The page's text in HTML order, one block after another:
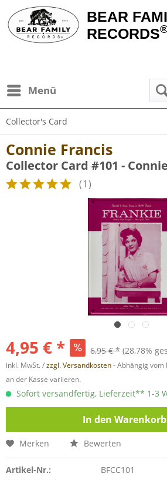
BEAR
RECORDS
Menü
Collector's Card
Connie Francis
Collector Card #101 -
(1)
4,95 € * 6,95 € * (28,78%
inkl. MwSt. /zzgl. Versandkosten- Abhängig vom
an der Kasse variieren.
Sofort versandfertig, Lieferzeit** 1-3
In den Warenkorb
Merken Bewerten
Artikel-Nr.:
BFCC101